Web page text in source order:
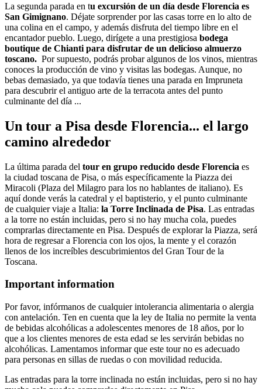
La segunda parada en tu excursión de un día desde Florencia es
San Gimignano. Déjate sorprender por las casas torre en lo alto de
una colina en el campo, y además disfruta del tiempo libre en el
encantador pueblo. Luego, dirígete a una prestigiosa bodega
boutique de Chianti para disfrutar de un delicioso almuerzo
toscano. Por supuesto, podrás probar algunos de los vinos, mientras
conoces la producción de vino y visitas las bodegas. Aunque, no
bebas demasiado, ya que todavía tienes una parada en Impruneta
para descubrir el antiguo arte de la terracota antes del punto
culminante del día ...
Un tour a Pisa desde Florencia... el largo
camino alrededor
La última parada del tour en grupo reducido desde Florencia es
la ciudad toscana de Pisa, o más específicamente la Piazza dei
Miracoli (Plaza del Milagro para los no hablantes de italiano). Es
aquí donde verás la catedral y el baptisterio, y el punto culminante
de cualquier viaje a Italia: la Torre Inclinada de Pisa. Las entradas
a la torre no están incluidas, pero si no hay mucha cola, puedes
comprarlas directamente en Pisa. Después de explorar la Piazza, será
hora de regresar a Florencia con los ojos, la mente y el corazón
llenos de los increíbles descubrimientos del Gran Tour de la
Toscana.
Important information
Por favor, infórmanos de cualquier intolerancia alimentaria o alergia
con antelación. Ten en cuenta que la ley de Italia no permite la venta
de bebidas alcohólicas a adolescentes menores de 18 años, por lo
que a los clientes menores de esta edad se les servirán bebidas no
alcohólicas. Lamentamos informar que este tour no es adecuado
para personas en sillas de ruedas o con movilidad reducida.
Las entradas para la torre inclinada no están incluidas, pero si no hay